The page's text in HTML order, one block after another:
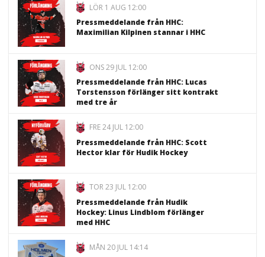
LÖR 1 AUG 12:00
Pressmeddelande från HHC:
Maximilian Kilpinen stannar i HHC
ONS 29 JUL 12:00
Pressmeddelande från HHC: Lucas
Torstensson förlänger sitt kontrakt
med tre år
FRE 24 JUL 12:00
Pressmeddelande från HHC: Scott
Hector klar för Hudik Hockey
TOR 23 JUL 12:00
Pressmeddelande från Hudik
Hockey: Linus Lindblom förlänger
med HHC
MÅN 20 JUL 14:14